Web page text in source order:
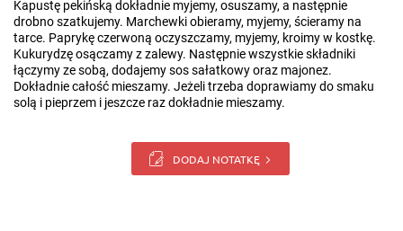
Kapustę pekińską dokładnie myjemy, osuszamy, a następnie
drobno szatkujemy. Marchewki obieramy, myjemy, ścieramy na
tarce. Paprykę czerwoną oczyszczamy, myjemy, kroimy w kostkę.
Kukurydzę osączamy z zalewy. Następnie wszystkie składniki
łączymy ze sobą, dodajemy sos sałatkowy oraz majonez.
Dokładnie całość mieszamy. Jeżeli trzeba doprawiamy do smaku
solą i pieprzem i jeszcze raz dokładnie mieszamy.
DODAJ NOTATKĘ